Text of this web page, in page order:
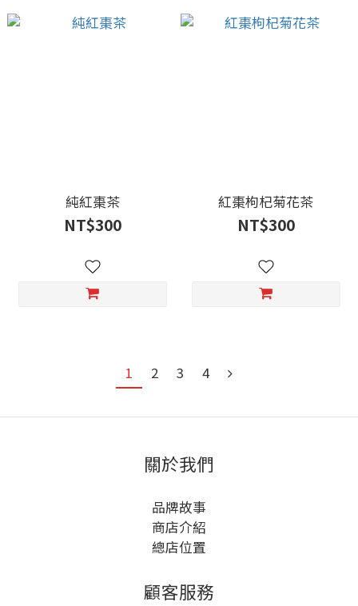
純紅棗茶
NT$300
紅棗枸杞菊花茶
NT$300
1 2 3 4
關於我們
品牌故事
商店介紹
總店位置
顧客服務